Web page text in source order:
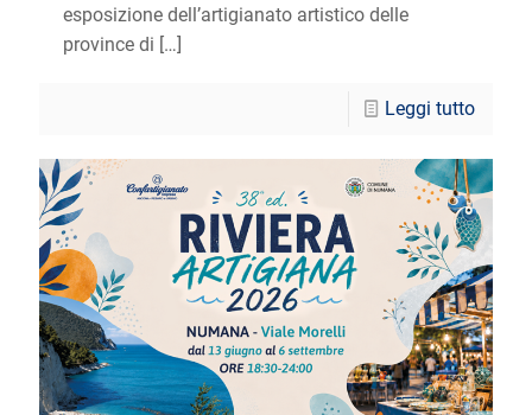
esposizione dell’artigianato artistico delle
province di […]
Leggi tutto